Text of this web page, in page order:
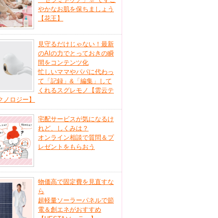
やかなお肌を保ちましょう
【花王】
見守るだけじゃない！最新
のAIの力でとっておきの瞬
間をコンテンツ化
忙しいママやパパに代わっ
て「記録」&「編集」して
くれるスグレモノ【雲云テ
ノロジー】
宅配サービスが気になるけ
れど、しくみは？
オンライン相談で質問＆プ
レゼントをもらおう
物価高で固定費を見直すな
ら
超軽量ソーラーパネルで節
電＆創エネがおすすめ